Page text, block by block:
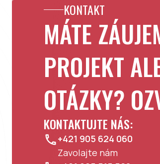
KONTAKT
MÁTE
PROJEKT
OTÁZKY?
KONTAKTUJTE NÁS:
+421 905 624 060
Zavolajte nám